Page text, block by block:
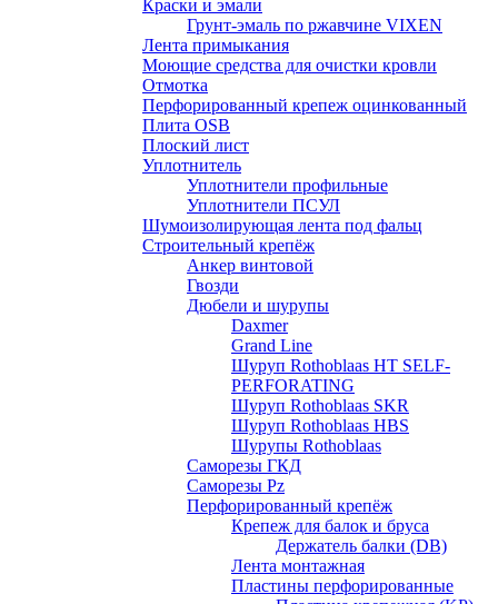
Краски и эмали
Грунт-эмаль по ржавчине VIXEN
Лента примыкания
Моющие средства для очистки кровли
Отмотка
Перфорированный крепеж оцинкованный
Плита OSB
Плоский лист
Уплотнитель
Уплотнители профильные
Уплотнители ПСУЛ
Шумоизолирующая лента под фальц
Строительный крепёж
Анкер винтовой
Гвозди
Дюбели и шурупы
Daxmer
Grand Line
Шуруп Rothoblaas HT SELF-
PERFORATING
Шуруп Rothoblaas SKR
Шуруп Rothoblaas НВS
Шурупы Rothoblaas
Саморeзы ГКД
Саморезы Pz
Перфорированный крепёж
Крепеж для балок и бруса
Держатель балки (DB)
Лента монтажнaя
Пластины перфорированные